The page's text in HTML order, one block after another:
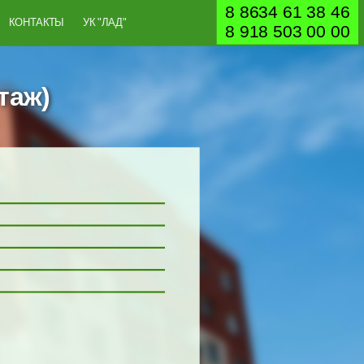
8 8634 61 38 46
8 918 503 00 00
КОНТАКТЫ УК "ЛАД"